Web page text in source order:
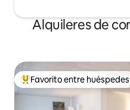
Alquileres de
De los mejores en Favorito
Favorito entre huéspedes